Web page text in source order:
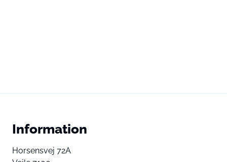
Information
Horsensvej 72A